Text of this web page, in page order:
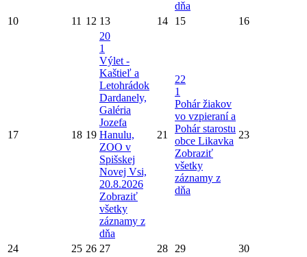
dňa
10 11 12 13 14 15 16
17 18 19
20
1
Výlet -
Kaštieľ a
Letohrádok
Dardanely,
Galéria
Jozefa
Hanulu,
ZOO v
Spišskej
Novej Vsi,
20.8.2026
Zobraziť
všetky
záznamy z
dňa
21
22
1
Pohár žiakov
vo vzpieraní a
Pohár starostu
obce Likavka
Zobraziť
všetky
záznamy z
dňa
23
24 25 26 27 28 29 30